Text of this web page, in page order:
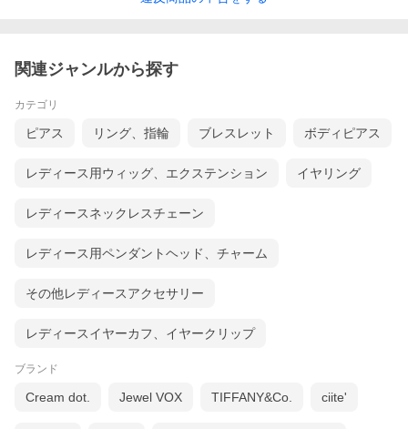
関連ジャンルから探す
カテゴリ
ピアス リング、指輪 ブレスレット ボディピアス
レディース用ウィッグ、エクステンション イヤリング
レディースネックレスチェーン
レディース用ペンダントヘッド、チャーム
その他レディースアクセサリー
レディースイヤーカフ、イヤークリップ
ブランド
Cream dot. Jewel VOX TIFFANY&Co. ciite'